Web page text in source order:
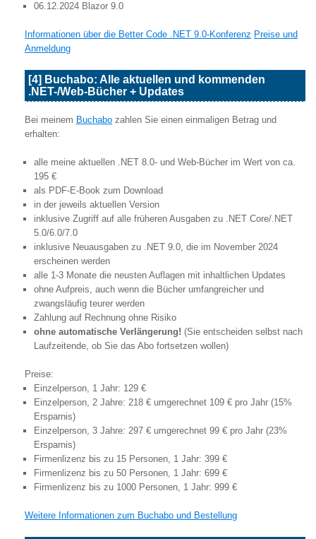
06.12.2024 Blazor 9.0
Informationen über die Better Code .NET 9.0-Konferenz Preise und
Anmeldung
[4] Buchabo: Alle aktuellen und kommenden
.NET-/Web-Bücher + Updates
Bei meinem Buchabo zahlen Sie einen einmaligen Betrag und
erhalten:
alle meine aktuellen .NET 8.0- und Web-Bücher im Wert von ca.
195 €
als PDF-E-Book zum Download
in der jeweils aktuellen Version
inklusive Zugriff auf alle früheren Ausgaben zu .NET Core/.NET
5.0/6.0/7.0
inklusive Neuausgaben zu .NET 9.0, die im November 2024
erscheinen werden
alle 1-3 Monate die neusten Auflagen mit inhaltlichen Updates
ohne Aufpreis, auch wenn die Bücher umfangreicher und
zwangsläufig teurer werden
Zahlung auf Rechnung ohne Risiko
ohne automatische Verlängerung! (Sie entscheiden selbst nach
Laufzeitende, ob Sie das Abo fortsetzen wollen)
Preise:
Einzelperson, 1 Jahr: 129 €
Einzelperson, 2 Jahre: 218 € umgerechnet 109 € pro Jahr (15%
Ersparnis)
Einzelperson, 3 Jahre: 297 € umgerechnet 99 € pro Jahr (23%
Ersparnis)
Firmenlizenz bis zu 15 Personen, 1 Jahr: 399 €
Firmenlizenz bis zu 50 Personen, 1 Jahr: 699 €
Firmenlizenz bis zu 1000 Personen, 1 Jahr: 999 €
Weitere Informationen zum Buchabo und Bestellung